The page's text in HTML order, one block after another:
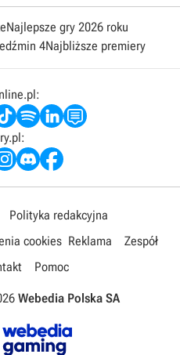
Najlepsze gry 2026 roku
4Najbliższe premiery
Polityka redakcyjna
cookies Reklama
Zespół
Pomoc
Webedia Polska SA